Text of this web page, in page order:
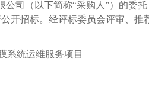
公司 （以下简称“采购人”）的委
开招标。经评标委员会评审、推
系统运维服务项目